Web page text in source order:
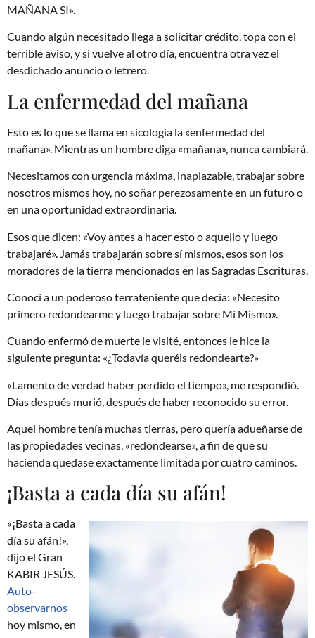
MAÑANA SI».
Cuando algún necesitado llega a solicitar crédito, topa con el
terrible aviso, y si vuelve al otro día, encuentra otra vez el
desdichado anuncio o letrero.
La enfermedad del mañana
Esto es lo que se llama en sicología la «enfermedad del
mañana». Mientras un hombre diga «mañana», nunca cambiará.
Necesitamos con urgencia máxima, inaplazable, trabajar sobre
nosotros mismos hoy, no soñar perezosamente en un futuro o
en una oportunidad extraordinaria.
Esos que dicen: «Voy antes a hacer esto o aquello y luego
trabajaré». Jamás trabajarán sobre sí mismos, esos son los
moradores de la tierra mencionados en las Sagradas Escrituras.
Conocí a un poderoso terrateniente que decía: «Necesito
primero redondearme y luego trabajar sobre Mí Mismo».
Cuando enfermó de muerte le visité, entonces le hice la
siguiente pregunta: «¿Todavía queréis redondearte?»
«Lamento de verdad haber perdido el tiempo», me respondió.
Días después murió, después de haber reconocido su error.
Aquel hombre tenía muchas tierras, pero quería adueñarse de
las propiedades vecinas, «redondearse», a fin de que su
hacienda quedase exactamente limitada por cuatro caminos.
¡Basta a cada día su afán!
«¡Basta a cada
día su afán!»,
dijo el Gran
KABIR JESÚS.
Auto-
observarnos
hoy mismo, en